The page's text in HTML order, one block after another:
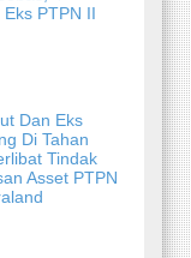
PTPN II
Dan Eks
Di Tahan
Tindak
Asset PTPN